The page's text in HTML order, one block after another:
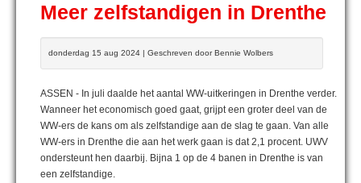
Meer zelfstandigen in Drenthe
donderdag 15 aug 2024 | Geschreven door Bennie Wolbers
ASSEN - In juli daalde het aantal WW-uitkeringen in Drenthe verder.
Wanneer het economisch goed gaat, grijpt een groter deel van de
WW-ers de kans om als zelfstandige aan de slag te gaan. Van alle
WW-ers in Drenthe die aan het werk gaan is dat 2,1 procent. UWV
ondersteunt hen daarbij. Bijna 1 op de 4 banen in Drenthe is van
een zelfstandige.